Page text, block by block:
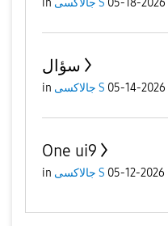
in جالاكسى S 05-18-2026
سؤال
in جالاكسى S 05-14-2026
One ui9
in جالاكسى S 05-12-2026